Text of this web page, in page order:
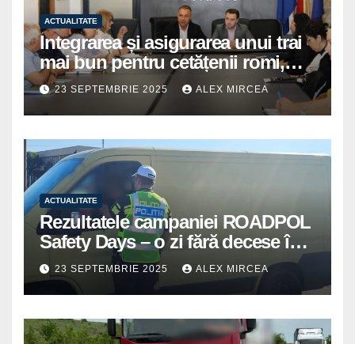
ACTUALITATE
Integrarea și asigurarea unui trai
mai bun pentru cetățenii romi,
prioritate pentru instituțiile
publice giurgiuvene
23 SEPTEMBRIE 2025 ALEX MIRCEA
ACTUALITATE
Rezultatele campaniei ROADPOL
Safety Days – o zi fără decese în
trafic
23 SEPTEMBRIE 2025 ALEX MIRCEA